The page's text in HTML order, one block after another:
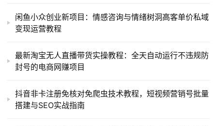
闲鱼小众创业新项目：情感咨询与情绪树洞高客单价私域
变现运营教程
最新淘宝无人直播带货实操教程：全天自动运行不违规防
封号的电商网赚项目
抖音非卡注册免核对免爬虫技术教程，短视频营销号批量
搭建与SEO实战指南